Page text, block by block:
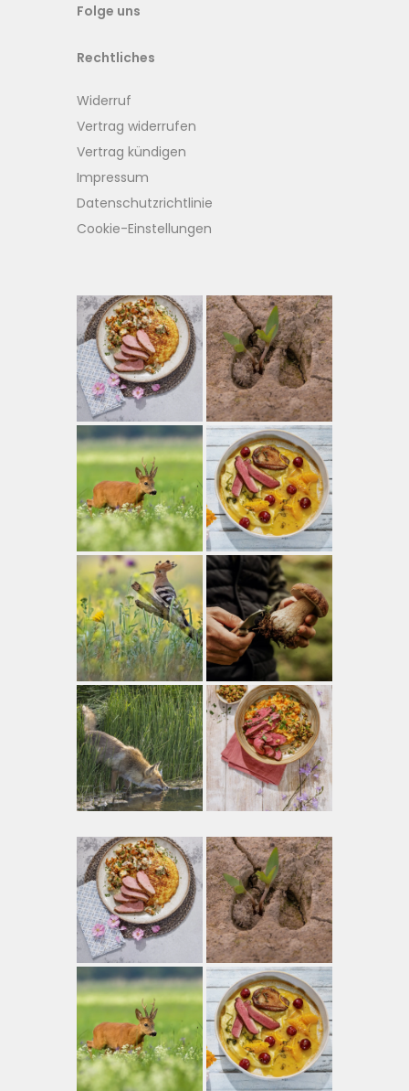
Folge uns
Rechtliches
Widerruf
Vertrag widerrufen
Vertrag kündigen
Impressum
Datenschutzrichtlinie
Cookie-Einstellungen